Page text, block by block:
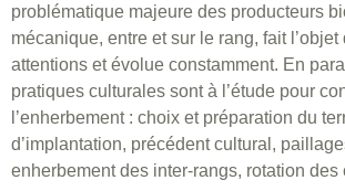
Notre accompagnement
Expérimentations
problématique majeure des producteurs
mécanique, entre et sur le rang, fait
attentions et évolue constamment. En
pratiques culturales sont à l’étude pour
l’enherbement : choix et préparation du
d’implantation, précédent cultural,
enherbement des inter-rangs, rotation